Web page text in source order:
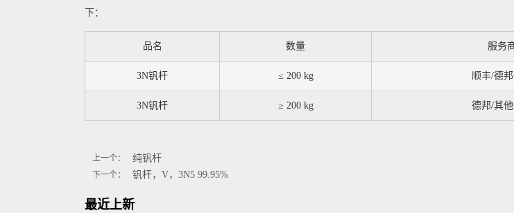
下：
品名 数量 服务
3N钒杆 ≤ 200 kg 顺丰/德
3N钒杆 ≥ 200 kg 德邦/其
上一个： 纯钒杆
下一个： 钒杆，V，3N5 99.95%
最近上新